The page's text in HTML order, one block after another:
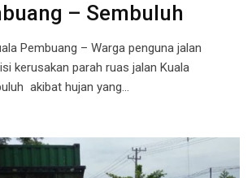
– Sembuluh
Pembuang – Warga penguna jalan
kerusakan parah ruas jalan Kuala
akibat hujan yang…